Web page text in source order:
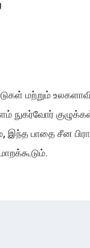
மற்றும்
இந்த பாதை சீன